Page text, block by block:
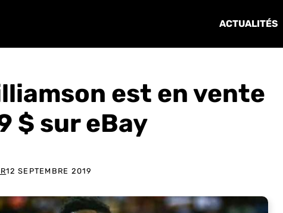
ACTUALITÉS
est en vente
$ sur eBay
12 SEPTEMBRE 2019